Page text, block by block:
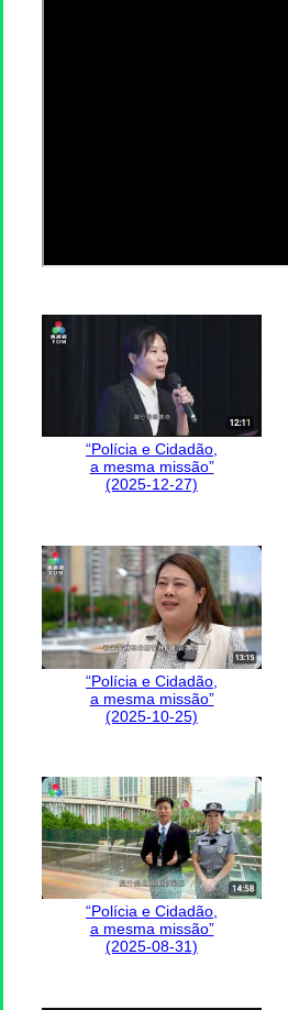
“Polícia e Cidadão,
a mesma missão”
(2025-12-27)
“Polícia e Cidadão,
a mesma missão”
(2025-10-25)
“Polícia e Cidadão,
a mesma missão”
(2025-08-31)